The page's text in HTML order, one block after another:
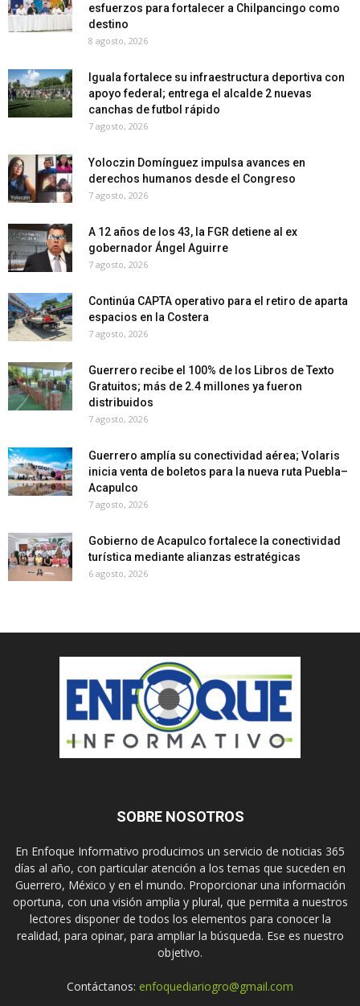
esfuerzos para fortalecer a Chilpancingo como
destino
8 agosto, 2026
Iguala fortalece su infraestructura deportiva con
apoyo federal; entrega el alcalde 2 nuevas
canchas de futbol rápido
7 agosto, 2026
Yoloczin Domínguez impulsa avances en
derechos humanos desde el Congreso
7 agosto, 2026
A 12 años de los 43, la FGR detiene al ex
gobernador Ángel Aguirre
7 agosto, 2026
Continúa CAPTA operativo para el retiro de aparta
espacios en la Costera
7 agosto, 2026
Guerrero recibe el 100% de los Libros de Texto
Gratuitos; más de 2.4 millones ya fueron
distribuidos
7 agosto, 2026
Guerrero amplía su conectividad aérea; Volaris
inicia venta de boletos para la nueva ruta Puebla–
Acapulco
7 agosto, 2026
Gobierno de Acapulco fortalece la conectividad
turística mediante alianzas estratégicas
6 agosto, 2026
SOBRE NOSOTROS
En Enfoque Informativo producimos un servicio de noticias 365
días al año, con particular atención a los temas que suceden en
Guerrero, México y en el mundo. Proporcionar una información
oportuna, con una visión amplia y plural, que permita a nuestros
lectores disponer de todos los elementos para conocer la
realidad, para opinar, para ampliar la búsqueda. Ese es nuestro
objetivo.
Contáctanos: enfoquediariogro@gmail.com